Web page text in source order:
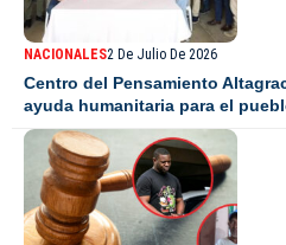
NACIONALES2 De Julio De 2026
Centro del Pensamiento
ayuda humanitaria para el